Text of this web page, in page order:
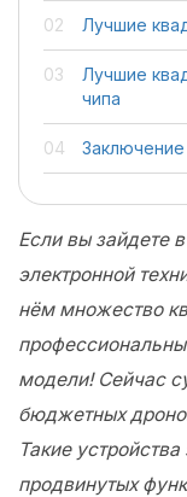
Лучшие
Лучшие
чипа
Заключение
Если вы зайдете
электронной
нём множество
модели! Сейчас
бюджетных
Такие
продвинутых